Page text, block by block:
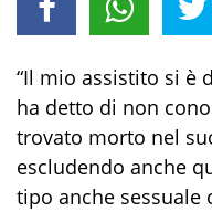
“Il mio assistito si è
ha detto di non
trovato morto nel
escludendo anche
tipo anche sessuale